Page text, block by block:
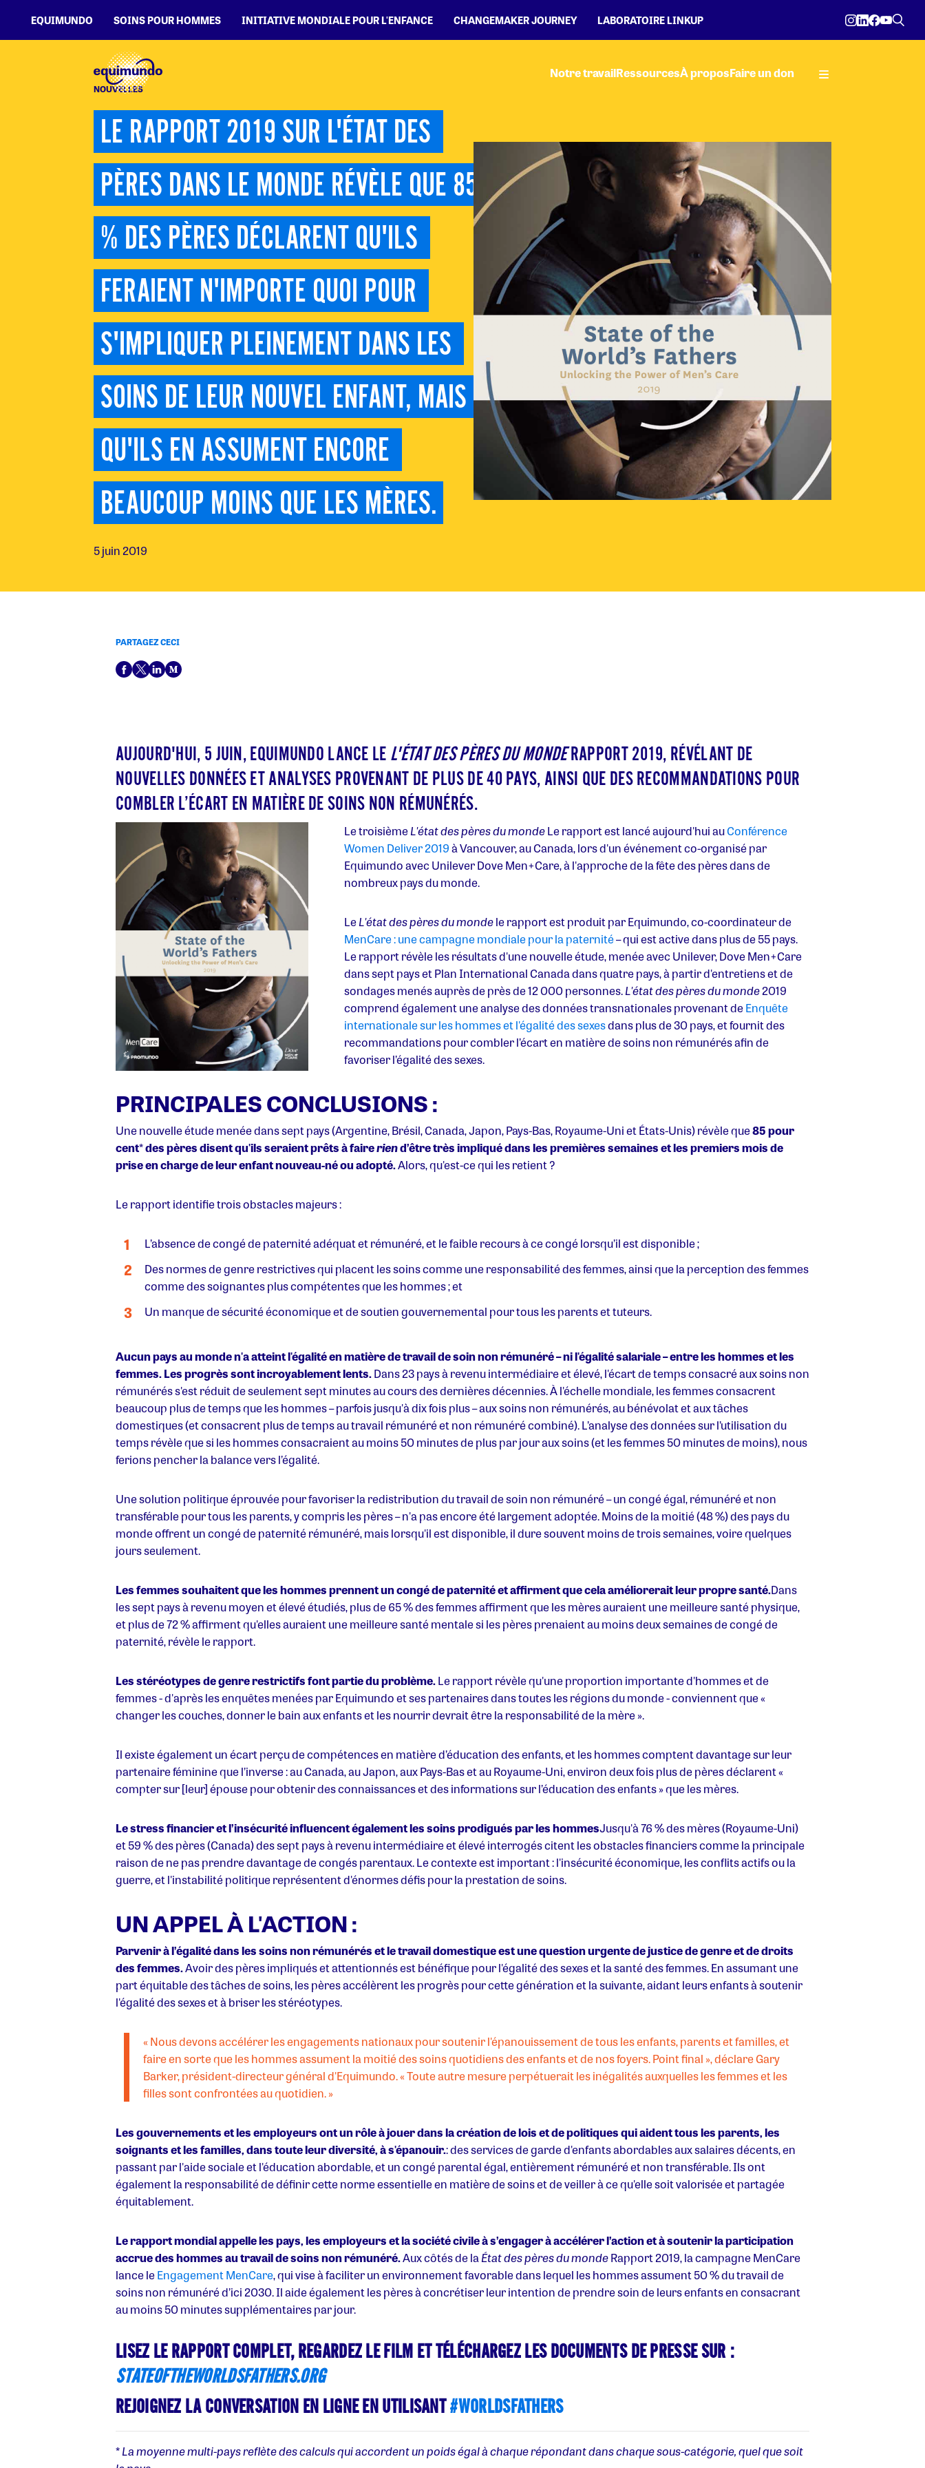
EQUIMUNDO SOINS POUR HOMMES INITIATIVE MONDIALE POUR L'ENFANCE CHANGEMAKER JOURNEY LABORATOIRE LINKUP
Notre travailRessourcesÀ proposFaire un don
NOUVELLES
LE RAPPORT 2019 SUR L'ÉTAT DES
PÈRES DANS LE MONDE RÉVÈLE QUE 85
% DES PÈRES DÉCLARENT QU'ILS
FERAIENT N'IMPORTE QUOI POUR
S'IMPLIQUER PLEINEMENT DANS LES
SOINS DE LEUR NOUVEL ENFANT, MAIS
QU'ILS EN ASSUMENT ENCORE
BEAUCOUP MOINS QUE LES MÈRES.
5 juin 2019
PARTAGEZ CECI
AUJOURD'HUI, 5 JUIN, EQUIMUNDO LANCE LEL'ÉTAT DES PÈRES DU MONDERAPPORT 2019, RÉVÉLANT DE
NOUVELLES DONNÉES ET ANALYSES PROVENANT DE PLUS DE 40 PAYS, AINSI QUE DES RECOMMANDATIONS POUR
COMBLER L’ÉCART EN MATIÈRE DE SOINS NON RÉMUNÉRÉS.
Le troisièmeL'état des pères du mondeLe rapport est lancé aujourd'hui auConférence
Women Deliver 2019à Vancouver, au Canada, lors d'un événement co-organisé par
Equimundo avec Unilever Dove Men+Care, à l'approche de la fête des pères dans de
nombreux pays du monde.
LeL'état des pères du mondele rapport est produit par Equimundo, co-coordinateur de
MenCare : une campagne mondiale pour la paternité– qui est active dans plus de 55 pays.
Le rapport révèle les résultats d'une nouvelle étude, menée avec Unilever, Dove Men+Care
dans sept pays et Plan International Canada dans quatre pays, à partir d'entretiens et de
sondages menés auprès de près de 12 000 personnes.L'état des pères du monde2019
comprend également une analyse des données transnationales provenant deEnquête
internationale sur les hommes et l'égalité des sexesdans plus de 30 pays, et fournit des
recommandations pour combler l’écart en matière de soins non rémunérés afin de
favoriser l’égalité des sexes.
PRINCIPALES CONCLUSIONS :
Une nouvelle étude menée dans sept pays (Argentine, Brésil, Canada, Japon, Pays-Bas, Royaume-Uni et États-Unis) révèle que85 pour
cent*des pères disent qu'ils seraient prêts à faireriend’être très impliqué dans les premières semaines et les premiers mois de
prise en charge de leur enfant nouveau-né ou adopté.Alors, qu'est-ce qui les retient ?
Le rapport identifie trois obstacles majeurs :
L’absence de congé de paternité adéquat et rémunéré, et le faible recours à ce congé lorsqu’il est disponible ;
Des normes de genre restrictives qui placent les soins comme une responsabilité des femmes, ainsi que la perception des femmes
comme des soignantes plus compétentes que les hommes ; et
Un manque de sécurité économique et de soutien gouvernemental pour tous les parents et tuteurs.
Aucun pays au monde n'a atteint l'égalité en matière de travail de soin non rémunéré – ni l'égalité salariale – entre les hommes et les
femmes. Les progrès sont incroyablement lents.Dans 23 pays à revenu intermédiaire et élevé, l'écart de temps consacré aux soins non
rémunérés s'est réduit de seulement sept minutes au cours des dernières décennies. À l'échelle mondiale, les femmes consacrent
beaucoup plus de temps que les hommes – parfois jusqu'à dix fois plus – aux soins non rémunérés, au bénévolat et aux tâches
domestiques (et consacrent plus de temps au travail rémunéré et non rémunéré combiné).L’analyse des données sur l’utilisation du
temps révèle que si les hommes consacraient au moins 50 minutes de plus par jour aux soins (et les femmes 50 minutes de moins), nous
ferions pencher la balance vers l’égalité.
Une solution politique éprouvée pour favoriser la redistribution du travail de soin non rémunéré – un congé égal, rémunéré et non
transférable pour tous les parents, y compris les pères – n'a pas encore été largement adoptée. Moins de la moitié (48 %) des pays du
monde offrent un congé de paternité rémunéré, mais lorsqu'il est disponible, il dure souvent moins de trois semaines, voire quelques
jours seulement.
Les femmes souhaitent que les hommes prennent un congé de paternité et affirment que cela améliorerait leur propre santé.Dans
les sept pays à revenu moyen et élevé étudiés, plus de 65 % des femmes affirment que les mères auraient une meilleure santé physique,
et plus de 72 % affirment qu'elles auraient une meilleure santé mentale si les pères prenaient au moins deux semaines de congé de
paternité, révèle le rapport.
Les stéréotypes de genre restrictifs font partie du problème.Le rapport révèle qu'une proportion importante d'hommes et de
femmes - d'après les enquêtes menées par Equimundo et ses partenaires dans toutes les régions du monde - conviennent que «
changer les couches, donner le bain aux enfants et les nourrir devrait être la responsabilité de la mère ».
Il existe également un écart perçu de compétences en matière d’éducation des enfants, et les hommes comptent davantage sur leur
partenaire féminine que l’inverse : au Canada, au Japon, aux Pays-Bas et au Royaume-Uni, environ deux fois plus de pères déclarent «
compter sur [leur] épouse pour obtenir des connaissances et des informations sur l’éducation des enfants » que les mères.
Le stress financier et l’insécurité influencent également les soins prodigués par les hommesJusqu'à 76 % des mères (Royaume-Uni)
et 59 % des pères (Canada) des sept pays à revenu intermédiaire et élevé interrogés citent les obstacles financiers comme la principale
raison de ne pas prendre davantage de congés parentaux. Le contexte est important : l'insécurité économique, les conflits actifs ou la
guerre, et l'instabilité politique représentent d'énormes défis pour la prestation de soins.
UN APPEL À L'ACTION :
Parvenir à l’égalité dans les soins non rémunérés et le travail domestique est une question urgente de justice de genre et de droits
des femmes.Avoir des pères impliqués et attentionnés est bénéfique pour l'égalité des sexes et la santé des femmes. En assumant une
part équitable des tâches de soins, les pères accélèrent les progrès pour cette génération et la suivante, aidant leurs enfants à soutenir
l'égalité des sexes et à briser les stéréotypes.
« Nous devons accélérer les engagements nationaux pour soutenir l'épanouissement de tous les enfants, parents et familles, et
faire en sorte que les hommes assument la moitié des soins quotidiens des enfants et de nos foyers. Point final », déclare Gary
Barker, président-directeur général d'Equimundo. « Toute autre mesure perpétuerait les inégalités auxquelles les femmes et les
filles sont confrontées au quotidien. »
Les gouvernements et les employeurs ont un rôle à jouer dans la création de lois et de politiques qui aident tous les parents, les
soignants et les familles, dans toute leur diversité, à s'épanouir.: des services de garde d'enfants abordables aux salaires décents, en
passant par l'aide sociale et l'éducation abordable, et un congé parental égal, entièrement rémunéré et non transférable. Ils ont
également la responsabilité de définir cette norme essentielle en matière de soins et de veiller à ce qu'elle soit valorisée et partagée
équitablement.
Le rapport mondial appelle les pays, les employeurs et la société civile à s’engager à accélérer l’action et à soutenir la participation
accrue des hommes au travail de soins non rémunéré.Aux côtés de la État des pères du mondeRapport 2019, la campagne MenCare
lance leEngagement MenCare, qui vise à faciliter un environnement favorable dans lequel les hommes assument 50 % du travail de
soins non rémunéré d’ici 2030.Il aide également les pères à concrétiser leur intention de prendre soin de leurs enfants en consacrant
au moins 50 minutes supplémentaires par jour.
LISEZ LE RAPPORT COMPLET, REGARDEZ LE FILM ET TÉLÉCHARGEZ LES DOCUMENTS DE PRESSE SUR :
STATEOFTHEWORLDSFATHERS.ORG
REJOIGNEZ LA CONVERSATION EN LIGNE EN UTILISANT#WORLDSFATHERS
*La moyenne multi-pays reflète des calculs qui accordent un poids égal à chaque répondant dans chaque sous-catégorie, quel que soit